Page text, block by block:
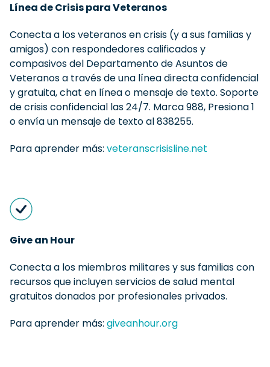
Línea de Crisis para Veteranos
Conecta a los veteranos en crisis (y a sus familias y
amigos) con respondedores calificados y
compasivos del Departamento de Asuntos de
Veteranos a través de una línea directa confidencial
y gratuita, chat en línea o mensaje de texto. Soporte
de crisis confidencial las 24/7. Marca 988, Presiona 1
o envía un mensaje de texto al 838255.
Para aprender más: veteranscrisisline.net
Give an Hour
Conecta a los miembros militares y sus familias con
recursos que incluyen servicios de salud mental
gratuitos donados por profesionales privados.
Para aprender más: giveanhour.org